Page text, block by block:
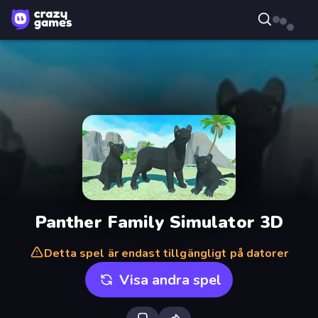
Panther Family Simulator 3D
Detta spel är endast tillgängligt på datorer
Visa andra spel